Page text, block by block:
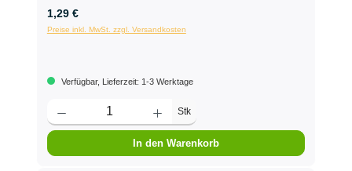
1,29 €
Preise inkl. MwSt. zzgl. Versandkosten
Verfügbar, Lieferzeit: 1-3 Werktage
Stk
In den Warenkorb